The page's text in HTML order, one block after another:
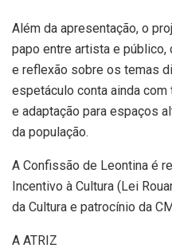
Além da apresentação, o
papo entre artista e
e reflexão sobre os temas
espetáculo conta ainda
e adaptação para espaços
da população.
A Confissão de Leontina é
Incentivo à Cultura (Lei
da Cultura e patrocínio da
A ATRIZ